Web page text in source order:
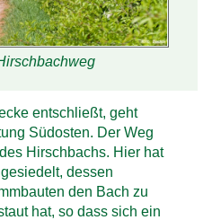
entschließt, geht
Südosten. Der Weg
Hirschbachs. Hier hat
dessen
den Bach zu
hat, so dass sich ein